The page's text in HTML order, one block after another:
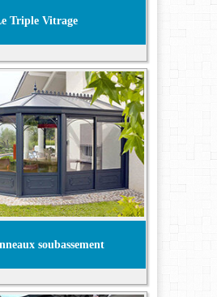
Triple Vitrage
soubassement